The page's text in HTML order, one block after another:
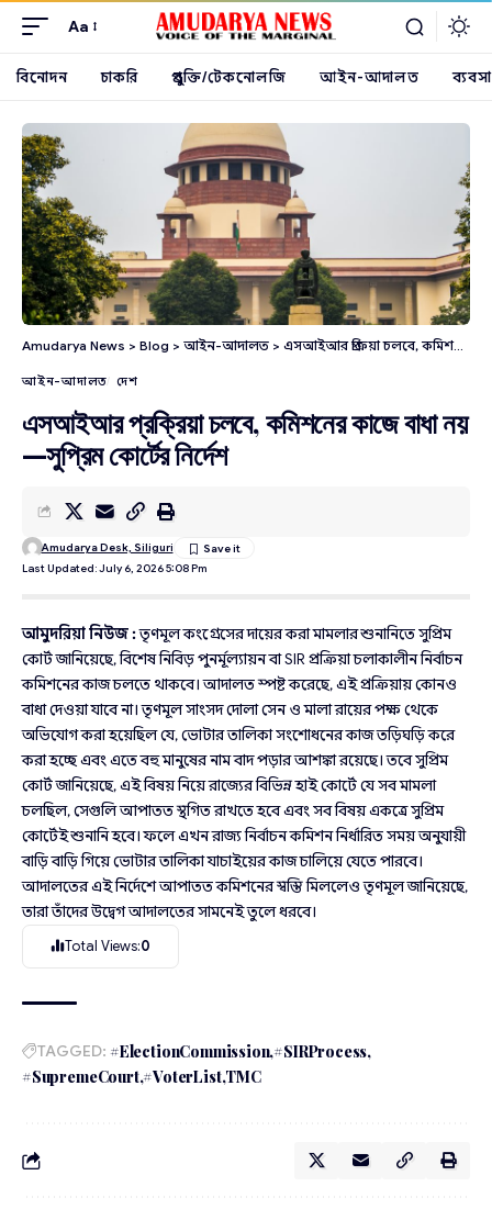
Aa
বিনোদন চাকরি প্রযুক্তি/টেকনোলজি আইন-আদালত ব্যবসা
Amudarya News > Blog > আইন-আদালত > এসআইআর প্রক্রিয়া চলবে, কমিশনের কাজে বাধা নয়—সুপ্রিম কোর্টের নির্দেশ
আইন-আদালত দেশ
এসআইআর প্রক্রিয়া চলবে, কমিশনের কাজে বাধা নয়
—সুপ্রিম কোর্টের নির্দেশ
Last Updated: July 6, 2026 5:08 Pm
Amudarya Desk, Siliguri
আমুদরিয়া নিউজ :তৃণমূল কংগ্রেসের দায়ের করা মামলার শুনানিতে সুপ্রিম
কোর্ট জানিয়েছে, বিশেষ নিবিড় পুনর্মূল্যায়ন বা SIR প্রক্রিয়া চলাকালীন নির্বাচন
কমিশনের কাজ চলতে থাকবে। আদালত স্পষ্ট করেছে, এই প্রক্রিয়ায় কোনও
বাধা দেওয়া যাবে না। তৃণমূল সাংসদ দোলা সেন ও মালা রায়ের পক্ষ থেকে
অভিযোগ করা হয়েছিল যে, ভোটার তালিকা সংশোধনের কাজ তড়িঘড়ি করে
করা হচ্ছে এবং এতে বহু মানুষের নাম বাদ পড়ার আশঙ্কা রয়েছে। তবে সুপ্রিম
কোর্ট জানিয়েছে, এই বিষয় নিয়ে রাজ্যের বিভিন্ন হাই কোর্টে যে সব মামলা
চলছিল, সেগুলি আপাতত স্থগিত রাখতে হবে এবং সব বিষয় একত্রে সুপ্রিম
কোর্টেই শুনানি হবে। ফলে এখন রাজ্য নির্বাচন কমিশন নির্ধারিত সময় অনুযায়ী
বাড়ি বাড়ি গিয়ে ভোটার তালিকা যাচাইয়ের কাজ চালিয়ে যেতে পারবে।
আদালতের এই নির্দেশে আপাতত কমিশনের স্বস্তি মিললেও তৃণমূল জানিয়েছে,
তারা তাঁদের উদ্বেগ আদালতের সামনেই তুলে ধরবে।
Total Views:0
TAGGED: #ElectionCommission #SIRProcess
#SupremeCourt #VoterList TMC